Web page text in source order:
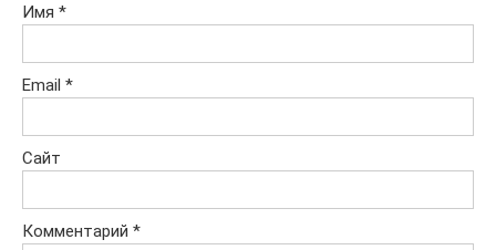
Имя *
Email *
Сайт
Комментарий *